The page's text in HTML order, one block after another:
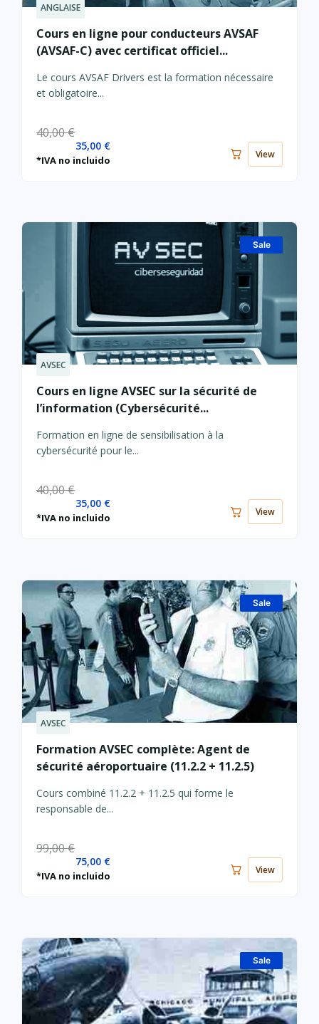
ANGLAISE
Cours en ligne pour conducteurs AVSAF
(AVSAF-C) avec certificat officiel...
Le cours AVSAF Drivers est la formation nécessaire
et obligatoire...
40,00€
Le
prix
initial
était :
40,00 €.
35,00 €
Le
prix
actuel
est :
35,00 €.
*IVA no incluido View
Sale
AVSEC
Cours en ligne AVSEC sur la sécurité de
l’information (Cybersécurité...
Formation en ligne de sensibilisation à la
cybersécurité pour le...
40,00€
prix
initial
était :
40,00 €.
35,00 €
Le
prix
actuel
est :
35,00 €.
*IVA no incluido View
Sale
AVSEC
Formation AVSEC complète: Agent de
sécurité aéroportuaire (11.2.2 + 11.2.5)
Cours combiné 11.2.2 + 11.2.5 qui forme le
responsable de...
99,00€
prix
initial
était :
99,00 €.
75,00 €
Le
prix
actuel
est :
75,00 €.
*IVA no incluido View
Sale